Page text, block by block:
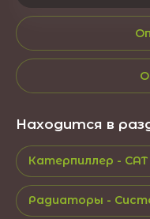
Находится в
Катерпиллер -
Радиаторы -